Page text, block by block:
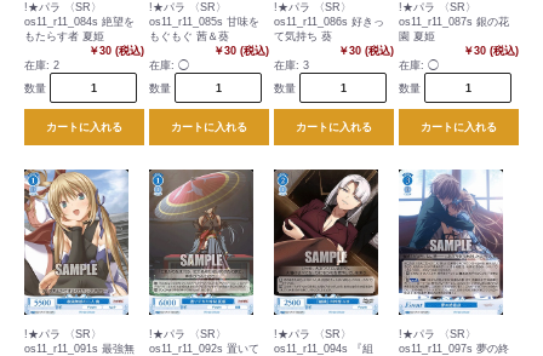
!★パラ 〈SR〉
os11_r11_084s 絶望を
もたらす者 夏姫
￥30 (税込)
在庫: 2
数量
カートに入れる
!★パラ 〈SR〉
os11_r11_085s 甘味を
もぐもぐ 茜＆葵
￥30 (税込)
在庫: ◯
数量
カートに入れる
!★パラ 〈SR〉
os11_r11_086s 好きっ
て気持ち 葵
￥30 (税込)
在庫: 3
数量
カートに入れる
!★パラ 〈SR〉
os11_r11_087s 銀の花
園 夏姫
￥30 (税込)
在庫: ◯
数量
カートに入れる
!★パラ 〈SR〉
os11_r11_091s 最強無
!★パラ 〈SR〉
os11_r11_092s 置いて
!★パラ 〈SR〉
os11_r11_094s 『組
!★パラ 〈SR〉
os11_r11_097s 夢の終